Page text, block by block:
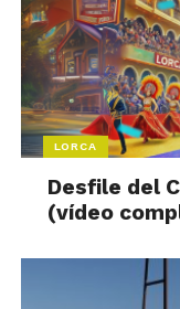
LORCA
Desfile del
(vídeo